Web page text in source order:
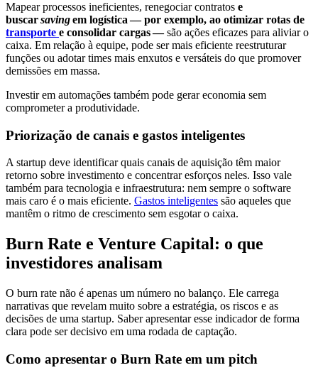
Mapear processos ineficientes, renegociar contratos e
buscarsavingem logística — por exemplo, ao otimizar rotas de
transporte e consolidar cargas —são ações eficazes para aliviar o
caixa. Em relação à equipe, pode ser mais eficiente reestruturar
funções ou adotar times mais enxutos e versáteis do que promover
demissões em massa.
Investir em automações também pode gerar economia sem
comprometer a produtividade.
Priorização de canais e gastos inteligentes
A startup deve identificar quais canais de aquisição têm maior
retorno sobre investimento e concentrar esforços neles. Isso vale
também para tecnologia e infraestrutura: nem sempre o software
mais caro é o mais eficiente. Gastos inteligentes são aqueles que
mantêm o ritmo de crescimento sem esgotar o caixa.
Burn Rate e Venture Capital: o que
investidores analisam
O burn rate não é apenas um número no balanço. Ele carrega
narrativas que revelam muito sobre a estratégia, os riscos e as
decisões de uma startup. Saber apresentar esse indicador de forma
clara pode ser decisivo em uma rodada de captação.
Como apresentar o Burn Rate em um pitch